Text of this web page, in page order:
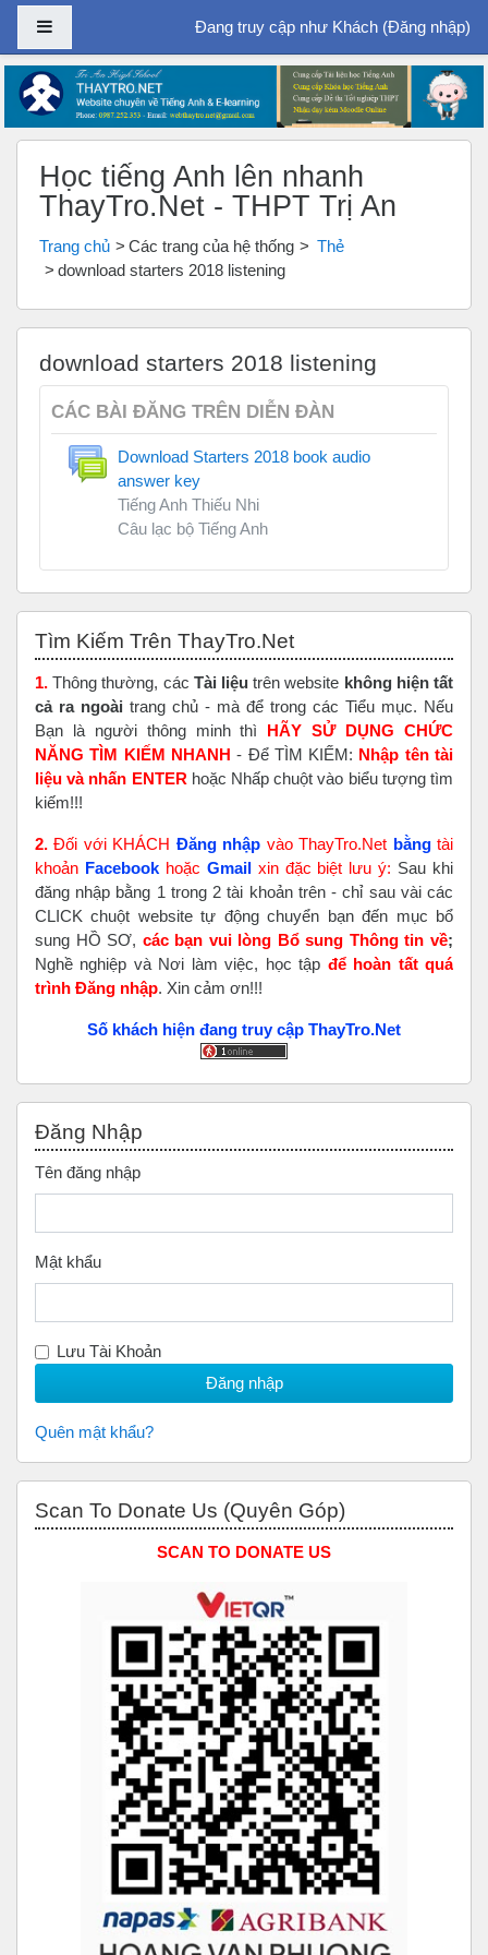
Chuyển tới nội dung chính
Bảng điều khiển cạnhĐang truy cập như Khách (Đăng nhập)
Học tiếng Anh lên nhanh
ThayTro.Net - THPT Trị An
Trang chủ Các trang của hệ thống
Thẻ
download starters 2018 listening
download starters 2018 listening
CÁC BÀI ĐĂNG TRÊN DIỄN ĐÀN
Download Starters 2018 book audio
answer key
Tiếng Anh Thiếu Nhi
Câu lạc bộ Tiếng Anh
Tìm Kiếm Trên ThayTro.Net
1. Thông thường, các Tài liệu trên website không hiện tất
cả ra ngoài trang chủ - mà để trong các Tiểu mục. Nếu
Bạn là người thông minh thì HÃY SỬ DỤNG CHỨC
NĂNG TÌM KIẾM NHANH - Để TÌM KIẾM: Nhập tên tài
liệu và nhấn ENTER hoặc Nhấp chuột vào biểu tượng tìm
kiếm!!!
2. Đối với KHÁCH Đăng nhập vào ThayTro.Net bằngtài
khoản Facebook hoặc Gmailxin đặc biệt lưu ý: Sau khi
đăng nhập bằng 1 trong 2 tài khoản trên - chỉ sau vài các
CLICK chuột website tự động chuyển bạn đến mục bổ
sung HỒ SƠ, các bạn vui lòng Bổ sung Thông tin về;
Nghề nghiệp và Nơi làm việc, học tập để hoàn tấtquá
trình Đăng nhập. Xin cảm ơn!!!
Số khách hiện đang truy cập ThayTro.Net
Đăng Nhập
Tên đăng nhập
Mật khẩu
Lưu Tài Khoản
Quên mật khẩu?
Scan To Donate Us (Quyên Góp)
SCAN TO DONATE US